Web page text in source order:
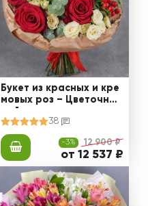
Букет из красных и кре
мовых роз – Цветочный
38
-3% 12 900 ₽
от 12 537 ₽